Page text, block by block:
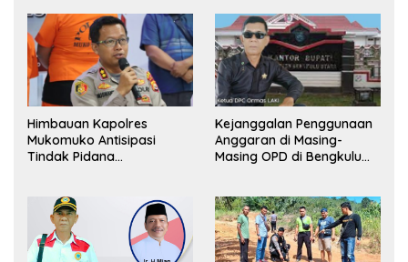
Himbauan Kapolres
Mukomuko Antisipasi
Tindak Pidana
Kejanggalan Penggunaan
Anggaran di Masing-
Masing OPD di Bengkulu